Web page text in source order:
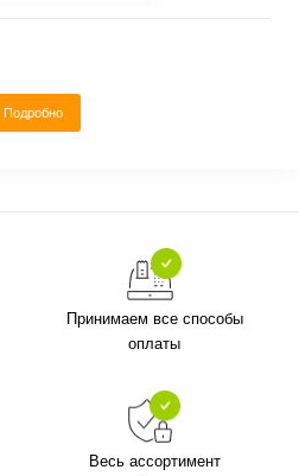
Подробно
Принимаем все способы
оплаты
Весь ассортимент